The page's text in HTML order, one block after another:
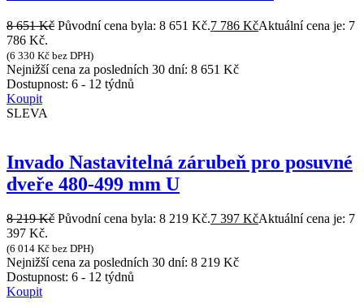
8 651Kč Původní cena byla: 8 651 Kč.7 786 KčAktuální cena je: 7
786 Kč.
(6 330 Kč bez DPH)
Nejnižší cena za posledních 30 dní: 8 651 Kč
Dostupnost: 6 - 12 týdnů
Koupit
SLEVA
Invado Nastavitelná zárubeň pro posuvné
dveře 480-499 mm U
8 219Kč Původní cena byla: 8 219 Kč.7 397 KčAktuální cena je: 7
397 Kč.
(6 014 Kč bez DPH)
Nejnižší cena za posledních 30 dní: 8 219 Kč
Dostupnost: 6 - 12 týdnů
Koupit